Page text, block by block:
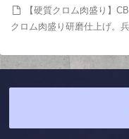
【硬質クロム肉盛り】
クロム肉盛り研磨仕上げ。